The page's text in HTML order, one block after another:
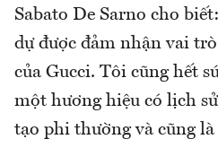
Sabato De Sarno cho
dự được đảm nhận vai
của Gucci. Tôi cũng hết
một hương hiệu có lịch
tạo phi thường và cũng